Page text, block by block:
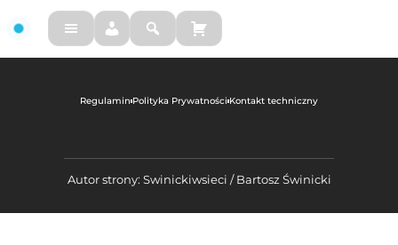
FM
Regulamin Polityka Prywatności Kontakt techniczny
Autor strony: Swinickiwsieci / Bartosz Świnicki